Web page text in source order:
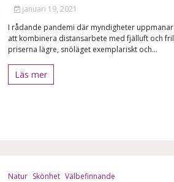
januari 19, 2021
I rådande pandemi där myndigheter
att kombinera distansarbete med fjälluft och
priserna lägre, snöläget exemplariskt och...
Läs mer
Natur Skönhet Välbefinnande